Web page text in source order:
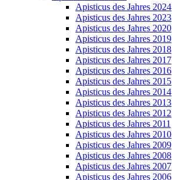
Apisticus des Jahres 2024
Apisticus des Jahres 2023
Apisticus des Jahres 2020
Apisticus des Jahres 2019
Apisticus des Jahres 2018
Apisticus des Jahres 2017
Apisticus des Jahres 2016
Apisticus des Jahres 2015
Apisticus des Jahres 2014
Apisticus des Jahres 2013
Apisticus des Jahres 2012
Apisticus des Jahres 2011
Apisticus des Jahres 2010
Apisticus des Jahres 2009
Apisticus des Jahres 2008
Apisticus des Jahres 2007
Apisticus des Jahres 2006